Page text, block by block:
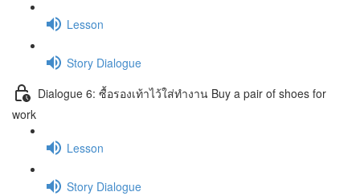
Lesson
Story Dialogue
Dialogue 6: ซื้อรองเท้าไว้ใส่ทำงาน Buy a pair of shoes for
work
Lesson
Story Dialogue